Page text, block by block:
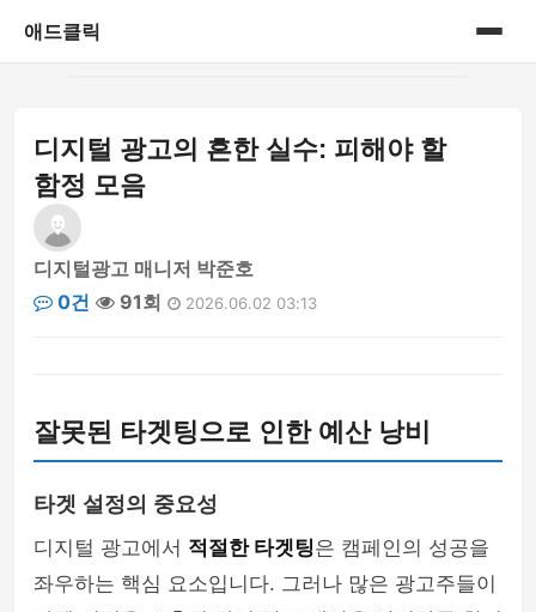
애드클릭
게시판
디지털 광고의 흔한 실수: 피해야 할
함정 모음
디지털광고 매니저 박준호
0건
91회 2026.06.02 03:13
잘못된 타겟팅으로 인한 예산 낭비
타겟 설정의 중요성
디지털 광고에서 적절한 타겟팅은 캠페인의 성공을
좌우하는 핵심 요소입니다. 그러나 많은 광고주들이